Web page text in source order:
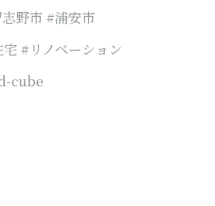
野市 #浦安市
#リノベーション
cube